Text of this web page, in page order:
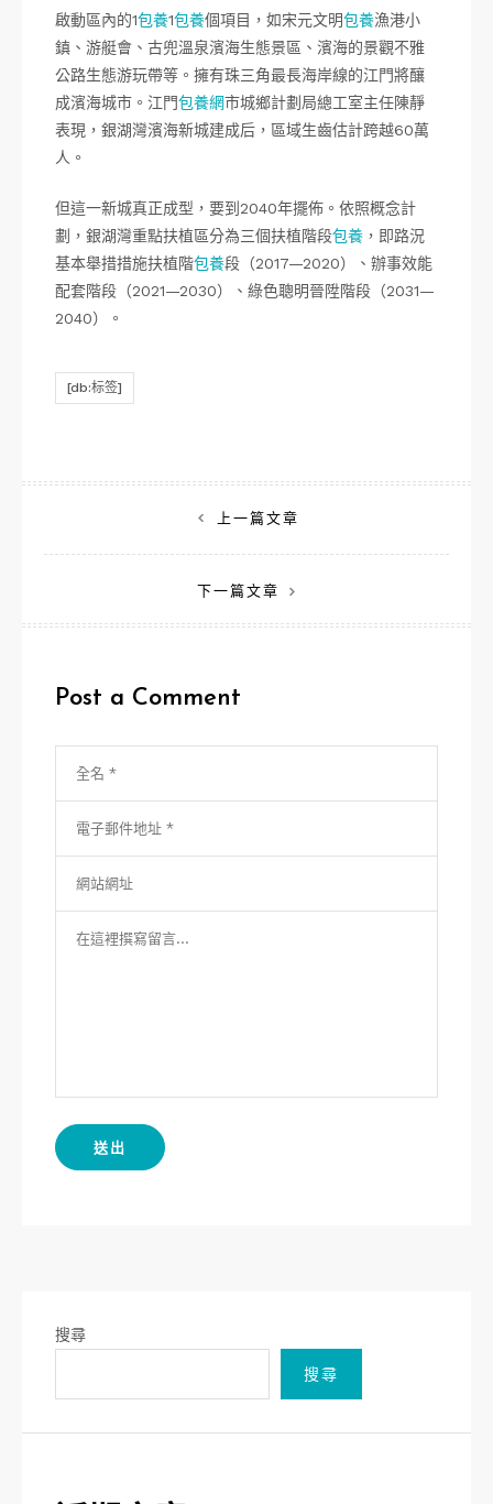
啟動區內的1包養1包養個項目，如宋元文明包養漁港小
鎮、游艇會、古兜溫泉濱海生態景區、濱海的景觀不雅
公路生態游玩帶等。擁有珠三角最長海岸線的江門將釀
成濱海城市。江門包養網市城鄉計劃局總工室主任陳靜
表現，銀湖灣濱海新城建成后，區域生齒估計跨越60萬
人。
但這一新城真正成型，要到2040年擺佈。依照概念計
劃，銀湖灣重點扶植區分為三個扶植階段包養 ，即路況
基本舉措措施扶植階包養段（2017—2020）、辦事效能
配套階段（2021—2030）、綠色聰明晉陞階段（2031—
2040）。
[db:标签]
章
上一篇文章
下一篇文章
Post a Comment
搜尋
搜尋